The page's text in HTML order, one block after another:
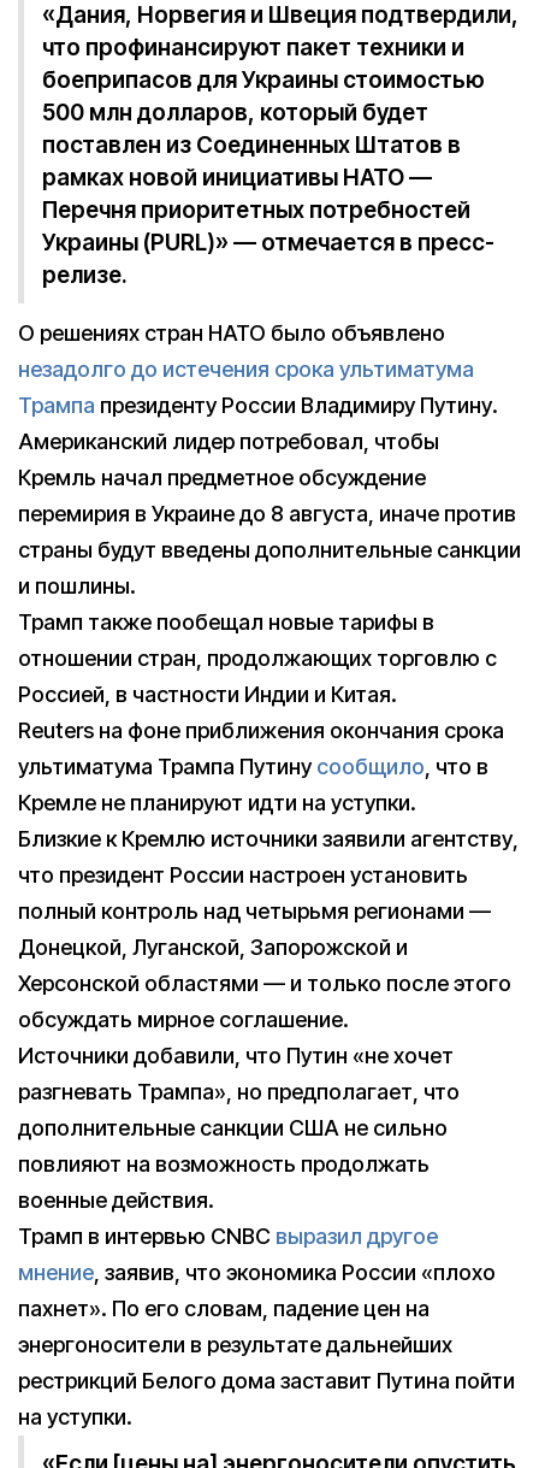
«Дания, Норвегия и Швеция подтвердили,
что профинансируют пакет техники и
боеприпасов для Украины стоимостью
500 млн долларов, который будет
поставлен из Соединенных Штатов в
рамках новой инициативы НАТО —
Перечня приоритетных потребностей
Украины (PURL)» — отмечается в пресс-
релизе.
О решениях стран НАТО было объявлено
незадолго до истечения срока ультиматума
Трампа президенту России Владимиру Путину.
Американский лидер потребовал, чтобы
Кремль начал предметное обсуждение
перемирия в Украине до 8 августа, иначе против
страны будут введены дополнительные санкции
и пошлины.
Трамп также пообещал новые тарифы в
отношении стран, продолжающих торговлю с
Россией, в частности Индии и Китая.
Reuters на фоне приближения окончания срока
ультиматума Трампа Путинусообщило, что в
Кремле не планируют идти на уступки.
Близкие к Кремлю источники заявили агентству,
что президент России настроен установить
полный контроль над четырьмя регионами —
Донецкой, Луганской, Запорожской и
Херсонской областями — и только после этого
обсуждать мирное соглашение.
Источники добавили, что Путин «не хочет
разгневать Трампа», но предполагает, что
дополнительные санкции США не сильно
повлияют на возможность продолжать
военные действия.
Трамп в интервью CNBC выразил другое
мнение, заявив, что экономика России «плохо
пахнет». По его словам, падение цен на
энергоносители в результате дальнейших
рестрикций Белого дома заставит Путина пойти
на уступки.